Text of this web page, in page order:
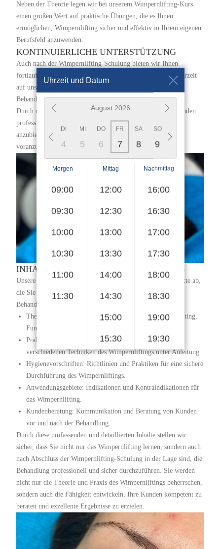
Neben der Theorie legen wir bei unserem Wimpernlifting-Kurs
einen großen Wert auf praktische Übungen, die es Ihnen
ermöglichen, Wimpernlifting sicher und effektiv in Ihrem eigenen
Berufsfeld anzuwenden.
KONTINUIERLICHE UNTERSTÜTZUNG
Auch nach der Wimpernlifting-Schulung bieten wir Ihnen
fortlaufende Unterstützung und Beratung an, sodass Sie jederzeit
auf unser Expertenteam zugreifen können, um Fragen zu
Behandlungen, Techniken oder Produkten zu klären.
Durch diese Vorteile sind Sie bestens gerüstet, um Ihren Kunden
professionelle und effektive Wimpernlifting-Behandlungen
anzubieten und Ihre Karriere in der Kosmetikbranche
voranzutreiben.
INHALTE DER LASHLIFTING-SCHULUNG
Unsere Wimpernlifting-Schulung deckt alle wichtigen Aspekte ab,
die Sie für eine erfolgreiche Durchführung dieser beliebten
Behandlung benötigen:
Theoretische Grundlagen: Einführung in das Wimpernlifting,
Funktionsweise der Produkte und Materialien.
Praktische Anwendung: Demonstration und Übung der
verschiedenen Techniken des Wimpernliftings unter Anleitung.
Hygienevorschriften: Richtlinien und Praktiken für eine sichere
Durchführung des Wimpernliftings.
Anwendungsgebiete: Indikationen und Kontraindikationen für
das Wimpernlifting.
Kundenberatung: Kommunikation und Beratung von Kunden
vor und nach der Behandlung.
Durch diese umfassenden und detaillierten Inhalte stellen wir
sicher, dass Sie nicht nur das Wimpernlifting lernen, sondern auch
nach Abschluss der Wimpernlifting-Schulung in der Lage sind, die
Behandlung professionell und sicher durchzuführen. Sie werden
nicht nur die Theorie und Praxis des Wimpernliftings beherrschen,
sondern auch die Fähigkeit entwickeln, Ihre Kunden kompetent zu
beraten und exzellente Ergebnisse zu erzielen.
Uhrzeit und Datum
August 2026
2
DI
4
MI
5
DO
6
FR
7
SA
8
SO
9
Morgen
09:00
09:30
10:00
10:30
11:00
11:30
Mittag
12:00
12:30
13:00
13:30
14:00
14:30
15:00
15:30
Nachmittag
16:00
16:30
17:00
17:30
18:00
18:30
19:00
19:30